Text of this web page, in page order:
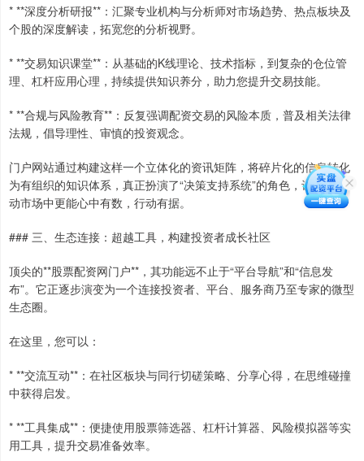
* **深度分析研报**：汇聚专业机构与分析师对市场趋势、热点板块及
个股的深度解读，拓宽您的分析视野。
* **交易知识课堂**：从基础的K线理论、技术指标，到复杂的仓位管
理、杠杆应用心理，持续提供知识养分，助力您提升交易技能。
* **合规与风险教育**：反复强调配资交易的风险本质，普及相关法律
法规，倡导理性、审慎的投资观念。
门户网站通过构建这样一个立体化的资讯矩阵，将碎片化的信息转化
为有组织的知识体系，真正扮演了“决策支持系统”的角色，让您在波
动市场中更能心中有数，行动有据。
### 三、生态连接：超越工具，构建投资者成长社区
顶尖的**股票配资网门户**，其功能远不止于“平台导航”和“信息发
布”。它正逐步演变为一个连接投资者、平台、服务商乃至专家的微型
生态圈。
在这里，您可以：
* **交流互动**：在社区板块与同行切磋策略、分享心得，在思维碰撞
中获得启发。
* **工具集成**：便捷使用股票筛选器、杠杆计算器、风险模拟器等实
用工具，提升交易准备效率。